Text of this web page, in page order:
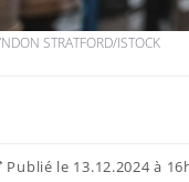
STRATFORD/ISTOCK
Publié le 13.12.2024 à